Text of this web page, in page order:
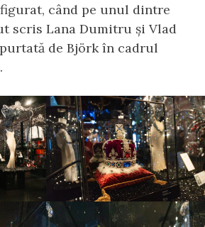
când pe unul dintre
scris Lana Dumitru și Vlad
de Björk în cadrul